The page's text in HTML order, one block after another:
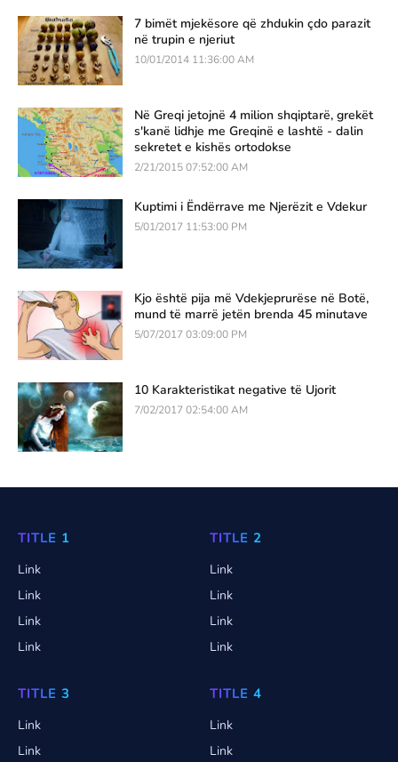
7 bimët mjekësore që zhdukin çdo parazit
në trupin e njeriut
10/01/2014 11:36:00 AM
Në Greqi jetojnë 4 milion shqiptarë, grekët
s'kanë lidhje me Greqinë e lashtë - dalin
sekretet e kishës ortodokse
2/21/2015 07:52:00 AM
Kuptimi i Ëndërrave me Njerëzit e Vdekur
5/01/2017 11:53:00 PM
Kjo është pija më Vdekjeprurëse në Botë,
mund të marrë jetën brenda 45 minutave
5/07/2017 03:09:00 PM
10 Karakteristikat negative të Ujorit
7/02/2017 02:54:00 AM
TITLE 1
Link
Link
Link
Link
TITLE 2
Link
Link
Link
Link
TITLE 3
Link
Link
TITLE 4
Link
Link